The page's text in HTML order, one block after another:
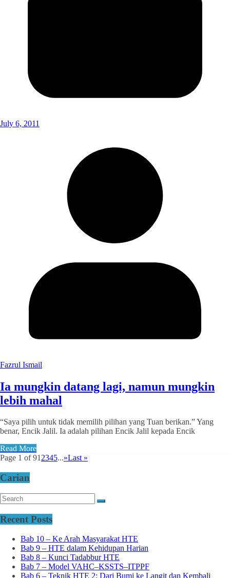
July 6, 2011
Fazrul Ismail
Ia mungkin datang lagi, namun mungkin
lebih mahal
“Saya pilih untuk tidak memilih pilihan yang Tuan berikan.” Yang
benar, Encik Jalil. Ia adalah pilihan Encik Jalil kepada Encik
Read More
Page 1 of 912345...»Last »
Carian
Recent Posts
Bab 10 – Ke Arah Masyarakat HTE
Bab 9 – HTE dalam Kehidupan Harian
Bab 8 – Kunci Tadabbur HTE
Bab 7 – Model VAHC–KSSTS–ITPPF
Bab 6 – Teknik HTE 2: Dari Bumi ke Langit dan Kembali